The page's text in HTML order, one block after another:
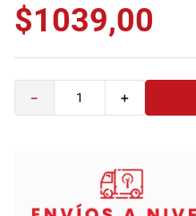
$1039,00
＋
－